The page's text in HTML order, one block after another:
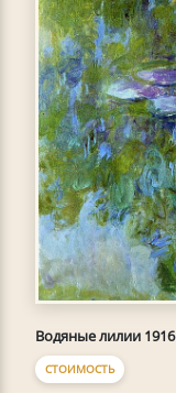
Водяные лилии 1916
СТОИМОСТЬ